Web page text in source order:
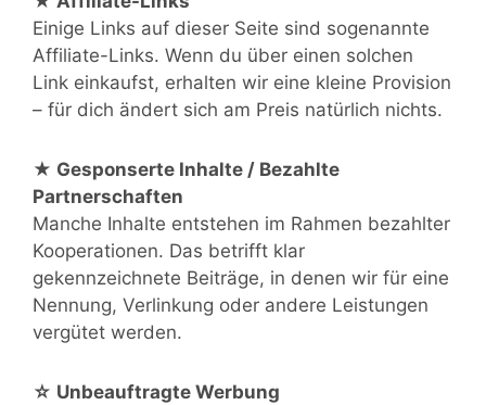
Einige Links auf dieser Seite sind sogenannte
Affiliate-Links. Wenn du über einen solchen
Link einkaufst, erhalten wir eine kleine Provision
– für dich ändert sich am Preis natürlich nichts.
★ Gesponserte Inhalte / Bezahlte
Partnerschaften
Manche Inhalte entstehen im Rahmen bezahlter
Kooperationen. Das betrifft klar
gekennzeichnete Beiträge, in denen wir für eine
Nennung, Verlinkung oder andere Leistungen
vergütet werden.
☆ Unbeauftragte Werbung